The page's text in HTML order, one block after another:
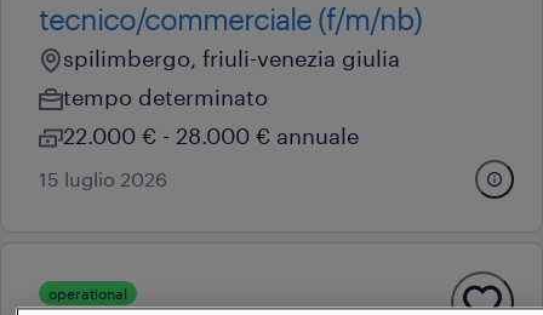
tecnico/commerciale (f/m/nb)
spilimbergo, friuli-venezia giulia
tempo determinato
22.000 € - 28.000 € annuale
15 luglio 2026
operational